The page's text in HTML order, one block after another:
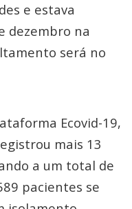
e estava
dezembro na
será no
Ecovid-19,
mais 13
a um total de
pacientes se